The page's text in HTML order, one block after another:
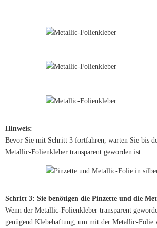
Hinweis:
Bevor Sie mit Schritt 3 fortfahren, warten Sie bis
Metallic-Folienkleber transparent geworden ist.
Schritt 3: Sie benötigen die Pinzette und die
Wenn der Metallic-Folienkleber transparent
genügend Klebehaftung, um mit der Metallic-Folie